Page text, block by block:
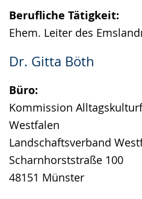
Berufliche Tätigkeit:
Ehem. Leiter des
Dr. Gitta Böth
Büro:
Kommission
Westfalen
Landschaftsverband
Scharnhorststraße 100
48151 Münster